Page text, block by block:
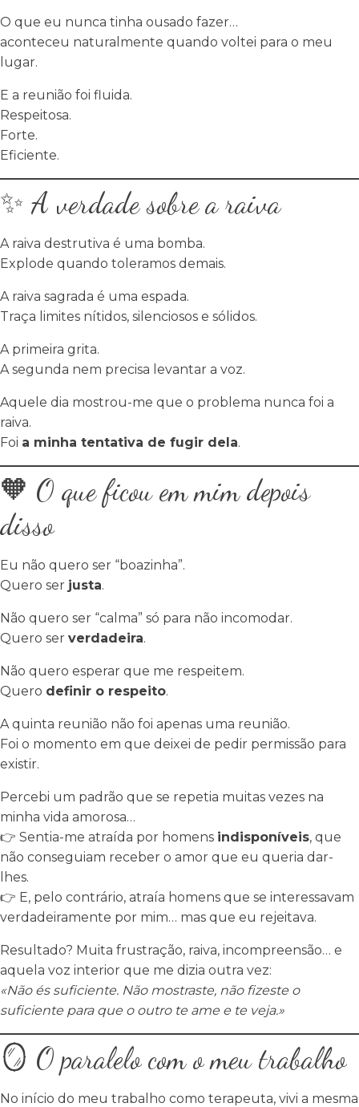
O que eu nunca tinha ousado fazer…
aconteceu naturalmente quando voltei para o meu
lugar.
E a reunião foi fluida.
Respeitosa.
Forte.
Eficiente.
✨ A verdade sobre a raiva
A raiva destrutiva é uma bomba.
Explode quando toleramos demais.
A raiva sagrada é uma espada.
Traça limites nítidos, silenciosos e sólidos.
A primeira grita.
A segunda nem precisa levantar a voz.
Aquele dia mostrou-me que o problema nunca foi a
raiva.
Foi a minha tentativa de fugir dela.
🧡 O que ficou em mim depois
disso
Eu não quero ser “boazinha”.
Quero ser justa.
Não quero ser “calma” só para não incomodar.
Quero ser verdadeira.
Não quero esperar que me respeitem.
Quero definir o respeito.
A quinta reunião não foi apenas uma reunião.
Foi o momento em que deixei de pedir permissão para
existir.
Percebi um padrão que se repetia muitas vezes na
minha vida amorosa…
👉 Sentia-me atraída por homens indisponíveis, que
não conseguiam receber o amor que eu queria dar-
lhes.
👉 E, pelo contrário, atraía homens que se interessavam
verdadeiramente por mim… mas que eu rejeitava.
Resultado? Muita frustração, raiva, incompreensão… e
aquela voz interior que me dizia outra vez:
«Não és suficiente. Não mostraste, não fizeste o
suficiente para que o outro te ame e te veja.»
🪞 O paralelo com o meu trabalho
No início do meu trabalho como terapeuta, vivi a mesma